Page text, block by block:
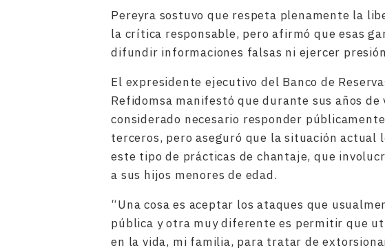
Pereyra sostuvo que respeta plenamente la
la crítica responsable, pero afirmó que esas
difundir informaciones falsas ni ejercer
El expresidente ejecutivo del Banco de
Refidomsa manifestó que durante sus años
considerado necesario responder
terceros, pero aseguró que la situación actual
este tipo de prácticas de chantaje, que
a sus hijos menores de edad.
“Una cosa es aceptar los ataques que
pública y otra muy diferente es permitir que
en la vida, mi familia, para tratar de